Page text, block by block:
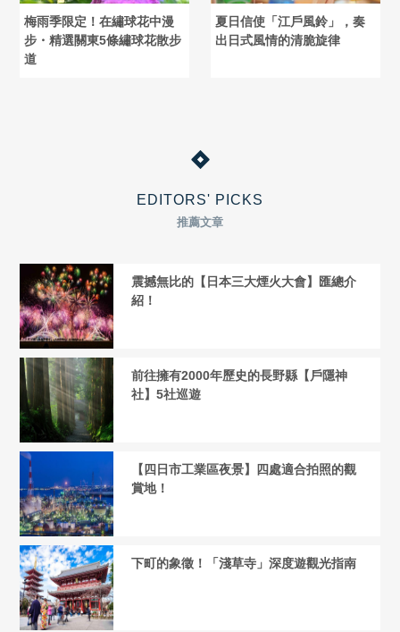
梅雨季限定！在繡球花中漫
步・精選關東5條繡球花散步
道
夏日信使「江戶風鈴」，奏
出日式風情的清脆旋律
EDITORS' PICKS
推薦文章
震撼無比的【日本三大煙火大會】匯總介
紹！
前往擁有2000年歷史的長野縣【戶隱神
社】5社巡遊
【四日市工業區夜景】四處適合拍照的觀
賞地！
下町的象徵！「淺草寺」深度遊觀光指南